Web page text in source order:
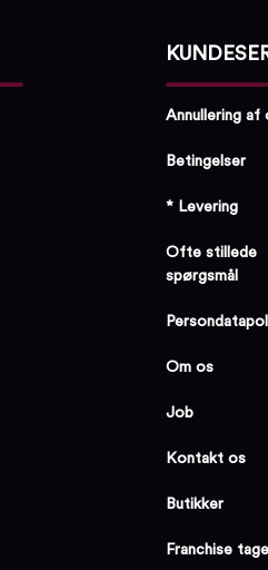
Annullering af
Betingelser
* Levering
Ofte stillede
spørgsmål
Om os
Job
Kontakt os
Butikker
Franchise